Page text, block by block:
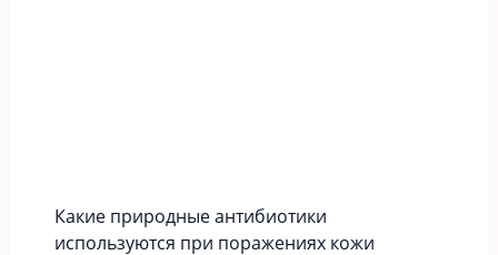
Какие природные антибиотики
используются при поражениях кожи